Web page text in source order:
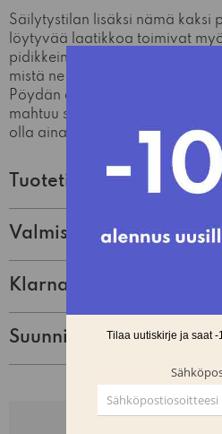
Säilytystilan lisäksi nämä kaksi
löytyvää laatikkoa toimivat
pidikkeinä. Jatkolevyt ovat
mistä ne on nopea ottaa ja
Pöydän ollessa jatkettuna
mahtuu sen ympärille jopa 12
olla aina valmiina
Tuotetiedot
Valmistaja
Klarna Lasku & Tili
Suunnittelija